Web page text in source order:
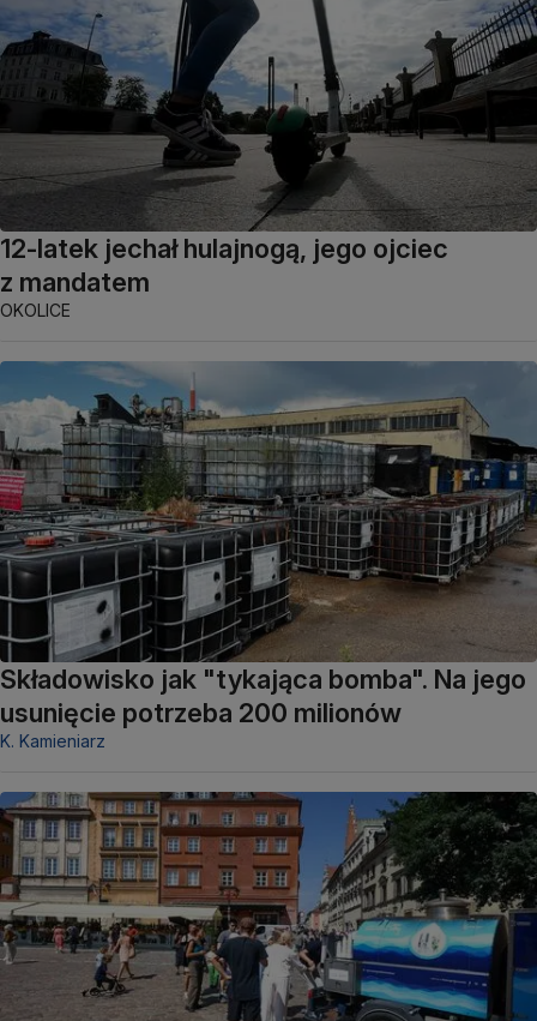
12-latek jechał hulajnogą, jego ojciec
z mandatem
OKOLICE
Składowisko jak "tykająca bomba". Na jego
usunięcie potrzeba 200 milionów
K. Kamieniarz